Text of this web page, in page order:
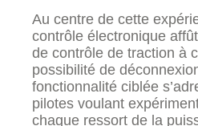
Au centre de cette
contrôle électronique
de contrôle de traction à
possibilité de
fonctionnalité ciblée
pilotes voulant
chaque ressort de la